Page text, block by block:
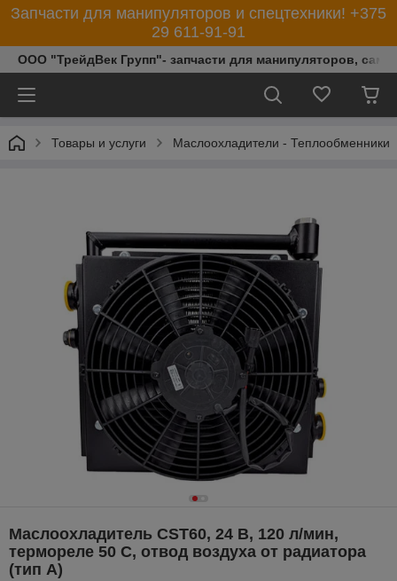
Запчасти для манипуляторов и спецтехники! +375
29 611-91-91
ООО "ТрейдВек Групп"- запчасти для манипуляторов,
Товары и услуги Маслоохладители - Теплообменники
Маслоохладитель CST60, 24 В, 120 л/мин,
термореле 50 С, отвод воздуха от радиатора
(тип А)